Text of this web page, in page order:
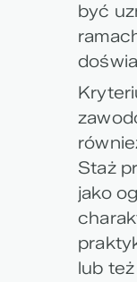
być
Staż
jako
lub